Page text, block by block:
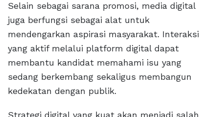
Selain sebagai sarana promosi, media digital
juga berfungsi sebagai alat untuk
mendengarkan aspirasi masyarakat. Interaksi
yang aktif melalui platform digital dapat
membantu kandidat memahami isu yang
sedang berkembang sekaligus membangun
kedekatan dengan publik.
Strategi digital yang kuat akan menjadi salah